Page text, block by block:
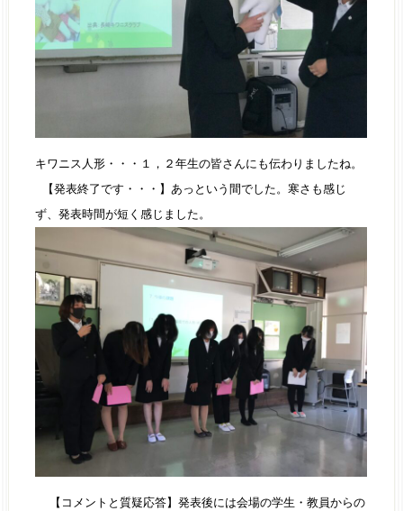
キワニス人形・・・１，２年生の皆さんにも伝わりましたね。
【発表終了です・・・】あっという間でした。寒さも感じ
ず、発表時間が短く感じました。
【コメントと質疑応答】発表後には会場の学生・教員からの